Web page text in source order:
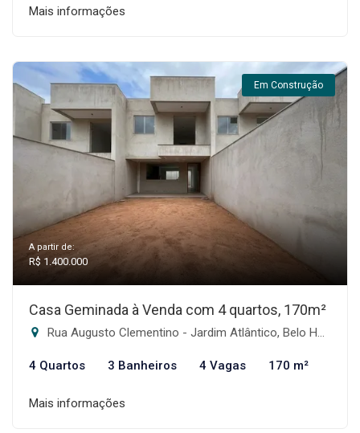
Mais informações
Em Construção
A partir de:
R$ 1.400.000
Casa Geminada à Venda com 4 quartos, 170m²
Rua Augusto Clementino - Jardim Atlântico, Belo Horizonte-MG
4 Quartos 3 Banheiros 4 Vagas 170 m²
Mais informações